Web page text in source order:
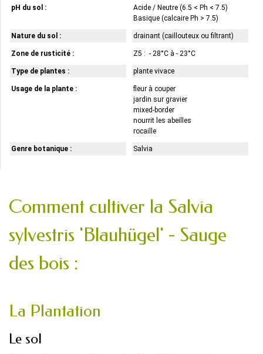
pH du sol :
Acide / Neutre (6.5 < Ph < 7.5)
Basique (calcaire Ph > 7.5)
Nature du sol : drainant (caillouteux ou filtrant)
Zone de rusticité : Z5 : - 28°C à - 23°C
Type de plantes : plante vivace
Usage de la plante :
fleur à couper
jardin sur gravier
mixed-border
nourrit les abeilles
rocaille
Genre botanique : Salvia
Comment cultiver la Salvia
sylvestris 'Blauhügel' - Sauge
des bois :
La Plantation
Le sol